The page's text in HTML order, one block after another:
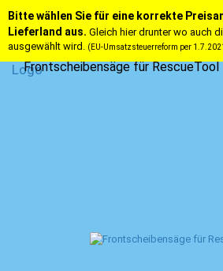
Bitte wählen Sie für eine korrekte
Lieferland aus. Gleich hier drunter wo auch
ausgewählt wird. (EU-Umsatzsteuerreform per
Frontscheibensäge für RescueTool